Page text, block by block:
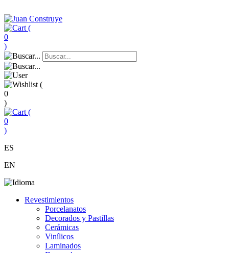
(
0
)
(
0
)
(
0
)
ES
EN
Revestimientos
Porcelanatos
Decorados y Pastillas
Cerámicas
Vinílicos
Laminados